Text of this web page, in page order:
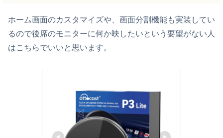
ホーム画面のカスタマイズや、画面分割機能も実装してい
るので後席のモニターに何か映したいという要望がない人
はこちらでいいと思います。